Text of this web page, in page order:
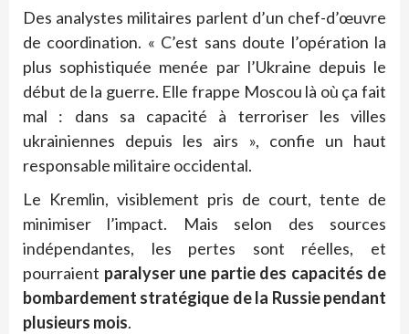
Des analystes militaires parlent d’un chef-d’œuvre
de coordination. « C’est sans doute l’opération la
plus sophistiquée menée par l’Ukraine depuis le
début de la guerre. Elle frappe Moscou là où ça fait
mal : dans sa capacité à terroriser les villes
ukrainiennes depuis les airs », confie un haut
responsable militaire occidental.
Le Kremlin, visiblement pris de court, tente de
minimiser l’impact. Mais selon des sources
indépendantes, les pertes sont réelles, et
pourraient paralyser une partie des capacités de
bombardement stratégique de la Russie pendant
plusieurs mois.